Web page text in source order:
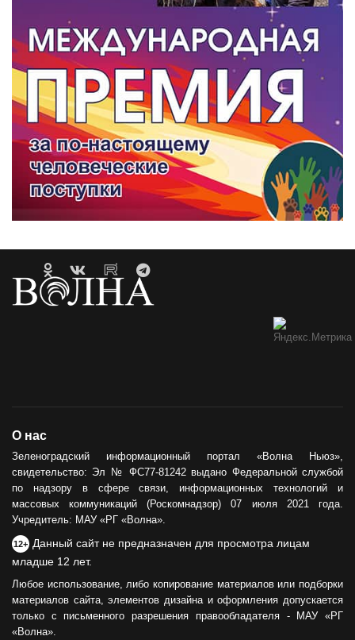
О нас
Зеленоградский информационный портал «Волна Ньюз»,
свидетельство: Эл № ФС77-81242 выдано Федеральной службой
по надзору в сфере связи, информационных технологий и
массовых коммуникаций (Роскомнадзор) 07 июля 2021 года.
Учредитель: МАУ «РГ «Волна».
12+ Данный сайт не предназначен для просмотра лицам
младше 12 лет.
Любое использование, либо копирование материалов или подборки
материалов сайта, элементов дизайна и оформления допускается
только с письменного разрешения правообладателя - МАУ «РГ
«Волна».